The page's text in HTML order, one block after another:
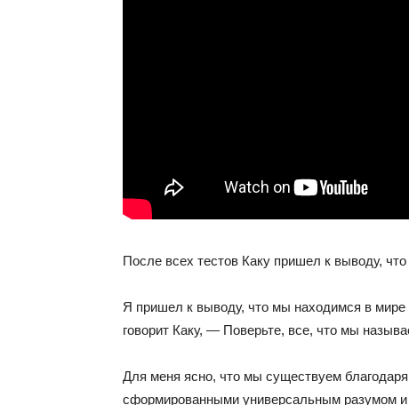
После всех тестов Каку пришел к выводу,
Я пришел к выводу, что мы находимся в
говорит Каку, — Поверьте, все, что мы
Для меня ясно, что мы существуем
сформированными универсальным разумом и